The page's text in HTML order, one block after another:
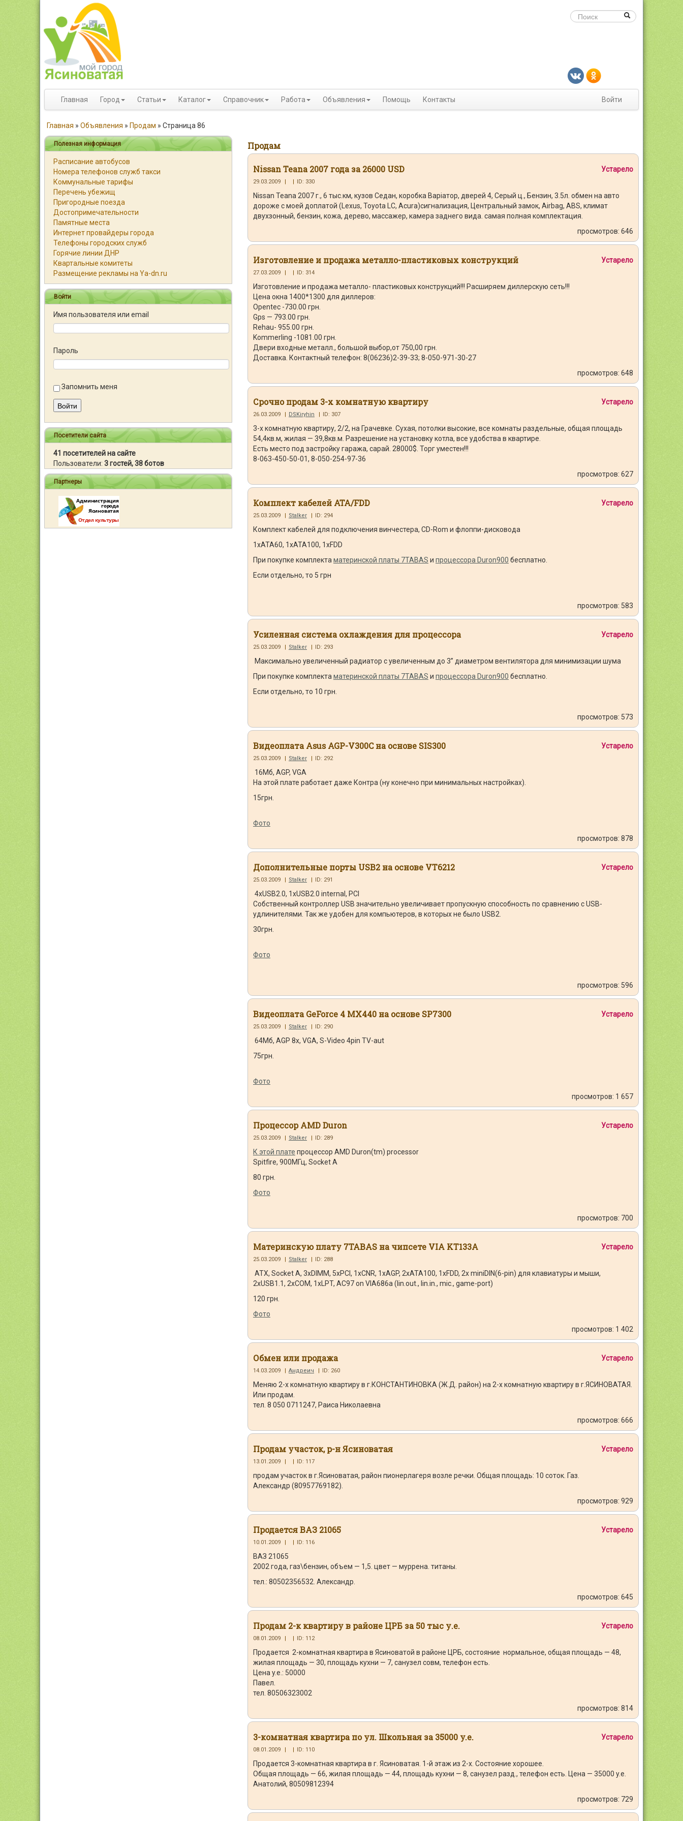
Главная Город Статьи Каталог Справочник Работа Объявления Помощь Контакты Войти
Главная » Объявления » Продам » Страница 86
Полезная информация
Расписание автобусов
Номера телефонов служб такси
Коммунальные тарифы
Перечень убежищ
Пригородные поезда
Достопримечательности
Памятные места
Интернет провайдеры города
Телефоны городских служб
Горячие линии ДНР
Квартальные комитеты
Размещение рекламы на Ya-dn.ru
Войти
Имя пользователя или email
Пароль
Запомнить меня
Войти
Посетители сайта
41 посетителей на сайте
Пользователи: 3 гостей, 38 ботов
Партнеры
Продам
Устарело
Nissan Teana 2007 года за 26000 USD
29.03.2009 ID: 330
Nissan Teana 2007 г., 6 тыс.км, кузов Седан, коробка Варіатор, дверей 4, Серый ц., Бензин, 3.5л. обмен на авто
дороже с моей доплатой (Lexus, Toyota LC, Acura)сигнализация, Центральный замок, Airbag, ABS, климат
двухзонный, бензин, кожа, дерево, массажер, камера заднего вида. самая полная комплектация.
просмотров: 646
Устарело
Изготовление и продажа металло-пластиковых конструкций
27.03.2009 ID: 314
Изготовление и продажа металло- пластиковых конструкций!!! Расширяем диллерскую сеть!!!
Цена окна 1400*1300 для диллеров:
Opentec -730.00 грн.
Gps — 793.00 грн.
Rehau- 955.00 грн.
Kommerling -1081.00 грн.
Двери входные металл., большой выбор,от 750,00 грн.
Доставка. Контактный телефон: 8(06236)2-39-33; 8-050-971-30-27
просмотров: 648
Устарело
Срочно продам 3-х комнатную квартиру
26.03.2009 DSKiryhin ID: 307
3-х комнатную квартиру, 2/2, на Грачевке. Сухая, потолки высокие, все комнаты раздельные, общая площадь
54,4кв.м, жилая — 39,8кв.м. Разрешение на установку котла, все удобства в квартире.
Есть место под застройку гаража, сарай. 28000$. Торг уместен!!!
8-063-450-50-01, 8-050-254-97-36
просмотров: 627
Устарело
Комплект кабелей ATA/FDD
25.03.2009 Stalker ID: 294
Комплект кабелей для подключения винчестера, CD-Rom и флоппи-дисковода
1хАТА60, 1хАТА100, 1хFDD
При покупке комплектаматеринской платы 7TABAS и процессора Duron900 бесплатно.
Если отдельно, то 5 грн
просмотров: 583
Устарело
Усиленная система охлаждения для процессора
25.03.2009 Stalker ID: 293
Максимально увеличенный радиатор c увеличенным до 3” диаметром вентилятора для минимизации шума
При покупке комплектаматеринской платы 7TABAS и процессора Duron900 бесплатно.
Если отдельно, то 10 грн.
просмотров: 573
Устарело
Видеоплата Asus AGP-V300C на основе SIS300
25.03.2009 Stalker ID: 292
16Мб, AGP, VGA
На этой плате работает даже Контра (ну конечно при минимальных настройках).
15грн.
Фото
просмотров: 878
Устарело
Дополнительные порты USB2 на основе VT6212
25.03.2009 Stalker ID: 291
4xUSB2.0, 1xUSB2.0 internal, PCI
Собственный контроллер USB значительно увеличивает пропускную способность по сравнению с USB-
удлинителями. Так же удобен для компьютеров, в которых не было USB2.
30грн.
Фото
просмотров: 596
Устарело
Видеоплата GeForce 4 MX440 на основе SP7300
25.03.2009 Stalker ID: 290
64Мб, AGP 8x, VGA, S-Video 4pin TV-aut
75грн.
Фото
просмотров: 1 657
Устарело
Процессор AMD Duron
25.03.2009 Stalker ID: 289
К этой плате процессор AMD Duron(tm) processor
Spitfire, 900МГц, Socket A
80 грн.
Фото
просмотров: 700
Устарело
Материнскую плату 7TABAS на чипсете VIA KT133A
25.03.2009 Stalker ID: 288
ATX, Socket A, 3хDIMM, 5хPCI, 1хCNR, 1хAGP, 2xATA100, 1xFDD, 2x miniDIN(6-pin) для клавиатуры и мыши,
2хUSB1.1, 2xCOM, 1xLPT, AC97 on VIA686a (lin.out., lin.in., mic., game-port)
120 грн.
Фото
просмотров: 1 402
Устарело
Обмен или продажа
14.03.2009 Андреич ID: 260
Меняю 2-х комнатную квартиру в г.КОНСТАНТИНОВКА (Ж.Д. район) на 2-х комнатную квартиру в г.ЯСИНОВАТАЯ.
Или продам.
тел. 8 050 0711247, Раиса Николаевна
просмотров: 666
Устарело
Продам участок, р-н Ясиноватая
13.01.2009 ID: 117
продам участок в г.Ясиноватая, район пионерлагеря возле речки. Общая площадь: 10 соток. Газ.
Александр (80957769182).
просмотров: 929
Устарело
Продается ВАЗ 21065
10.01.2009 ID: 116
ВАЗ 21065
2002 года, газ\бензин, объем — 1,5. цвет — муррена. титаны.
тел.: 80502356532. Александр.
просмотров: 645
Устарело
Продам 2-к квартиру в районе ЦРБ за 50 тыс у.е.
08.01.2009 ID: 112
Продается 2-комнатная квартира в Ясиноватой в районе ЦРБ, состояние нормальное, общая площадь — 48,
жилая площадь — 30, площадь кухни — 7, санузел совм, телефон есть.
Цена y.e.: 50000
Павел.
тел. 80506323002
просмотров: 814
Устарело
3-комнатная квартира по ул. Школьная за 35000 y.e.
08.01.2009 ID: 110
Продается 3-комнатная квартира в г. Ясиноватая. 1-й этаж из 2-х. Состояние хорошее.
Общая площадь — 66, жилая площадь — 44, площадь кухни — 8, санузел разд., телефон есть. Цена — 35000 y.e.
Анатолий, 80509812394
просмотров: 729